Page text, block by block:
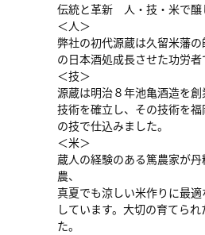
伝統と革新 人・技・米で醸
＜人＞
弊社の初代源蔵は久留米藩
の日本酒処成長させた功労者
＜技＞
源蔵は明治８年池亀酒造を
技術を確立し、その技術を
の技で仕込みました。
＜米＞
蔵人の経験のある篤農家が
農、
真夏でも涼しい米作りに最
しています。大切の育てら
た。